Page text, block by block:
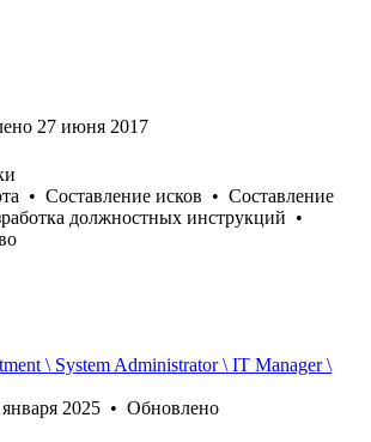
27 июня 2017
• Составление исков • Составление
должностных инструкций •
\ System Administrator \ IT Manager \
2025 • Обновлено